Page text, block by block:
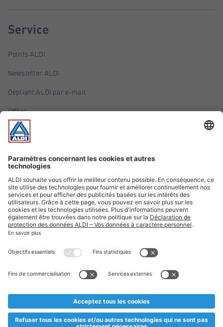
Service
Points ALDI
Newsletter ALDI
Dépliant ALDI par e-mail
Offres
Infos essentielles
Suivez ALDI Luxembourg
Textes marqués d'un astérisque et mentions légales
esoulaang bis de Stock eidel ass. Mir soen Iech Merci fir Äert
Planifikatioun ausverkaaft sollte sinn. De VALORLUX-Präis an
** Op dësem Site huet d'Benotze vun der männlecher Form eng
besser Liesbarkeet am Sënn an huet keng diskriminéierend